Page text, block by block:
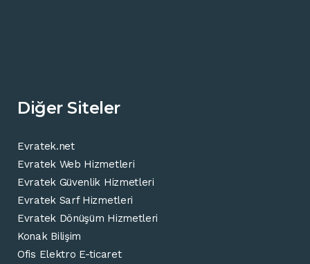
Diğer Siteler
Evratek.net
Evratek Web Hizmetleri
Evratek Güvenlik Hizmetleri
Evratek Sarf Hizmetleri
Evratek Dönüşüm Hizmetleri
Konak Bilişim
Ofis Elektro E-ticaret